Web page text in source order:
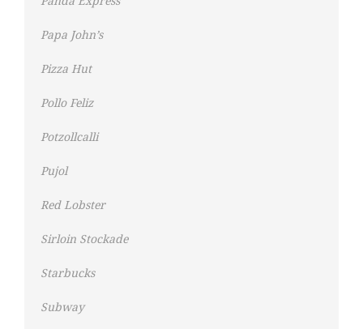
Papa John’s
Pizza Hut
Pollo Feliz
Potzollcalli
Pujol
Red Lobster
Sirloin Stockade
Starbucks
Subway